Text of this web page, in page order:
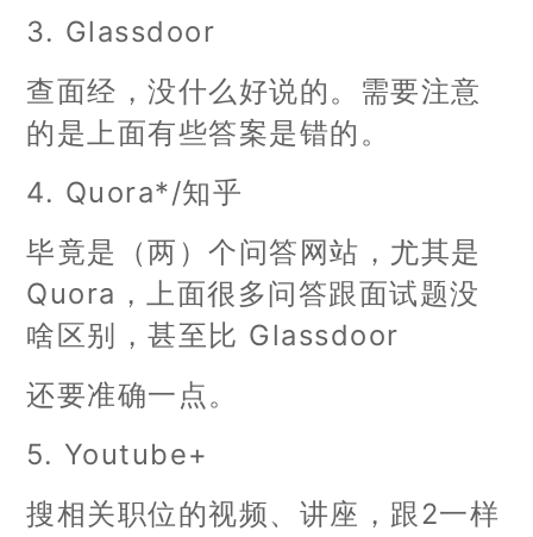
3. Glassdoor
查面经，没什么好说的。需要注意
的是上面有些答案是错的。
4. Quora*/知乎
毕竟是（两）个问答网站，尤其是
Quora，上面很多问答跟面试题没
啥区别，甚至比 Glassdoor
还要准确一点。
5. Youtube+
搜相关职位的视频、讲座，跟2一样